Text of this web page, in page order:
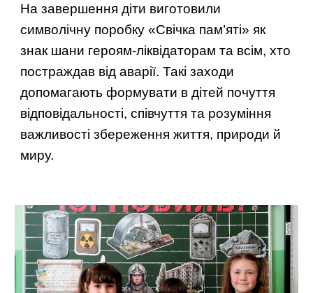
На завершення діти виготовили
символічну поробку «Свічка пам’яті» як
знак шани героям-ліквідаторам та всім, хто
постраждав від аварії. Такі заходи
допомагають формувати в дітей почуття
відповідальності, співчуття та розуміння
важливості збереження життя, природи й
миру.